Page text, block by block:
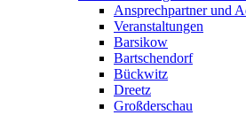
Ansprechpartner und
Veranstaltungen
Barsikow
Bartschendorf
Bückwitz
Dreetz
Großderschau